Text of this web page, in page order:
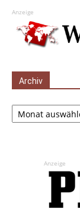
Anzeige
Archiv
Archiv
Anzeige